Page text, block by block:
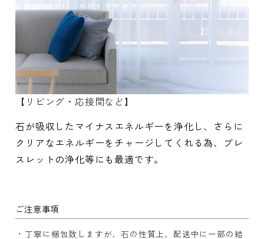
【リビング・応接間など】
石が吸収したマイナスエネルギーを浄化し、さらに
クリアなエネルギーをチャージしてくれる為、ブレ
スレットの浄化等にも最適です。
ご注意事項
丁寧に梱包致しますが、石の性質上、配送中に一部の結